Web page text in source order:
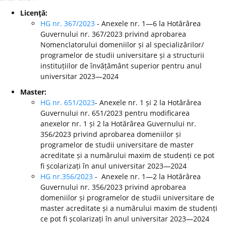
Licenţă:
HG nr. 367/2023 - Anexele nr. 1—6 la Hotărârea
Guvernului nr. 367/2023 privind aprobarea
Nomenclatorului domeniilor și al specializărilor/
programelor de studii universitare și a structurii
instituțiilor de învățământ superior pentru anul
universitar 2023—2024
Master:
HG nr. 651/2023- Anexele nr. 1 și 2 la Hotărârea
Guvernului nr. 651/2023 pentru modificarea
anexelor nr. 1 și 2 la Hotărârea Guvernului nr.
356/2023 privind aprobarea domeniilor și
programelor de studii universitare de master
acreditate și a numărului maxim de studenți ce pot
fi școlarizați în anul universitar 2023—2024
HG nr.356/2023 - Anexele nr. 1—2 la Hotărârea
Guvernului nr. 356/2023 privind aprobarea
domeniilor și programelor de studii universitare de
master acreditate și a numărului maxim de studenți
ce pot fi școlarizați în anul universitar 2023—2024